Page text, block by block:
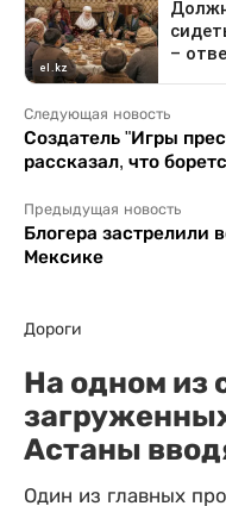
Следующая новость
Создатель "Игры
рассказал, что
Предыдущая новость
Блогера застрелили
Мексике
Дороги
На одном из
Астаны
Один из главных